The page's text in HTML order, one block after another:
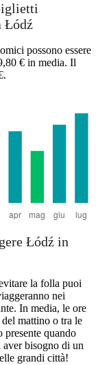
Łódź
possono essere
€ in media. Il
Łódź in
la folla puoi
nei
In media, le ore
mattino o tra le
presente quando
bisogno di un
grandi città!